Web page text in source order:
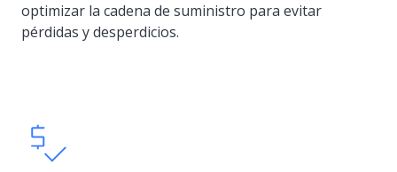
optimizar la cadena de suministro para evitar
pérdidas y desperdicios.